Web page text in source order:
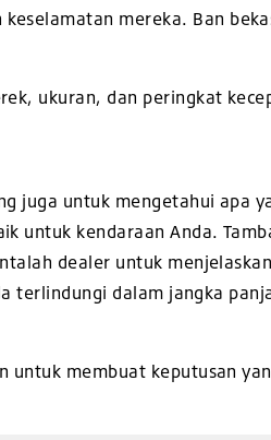
mereka. Ban
ukuran, dan peringkat
juga untuk mengetahui apa
untuk kendaraan Anda.
dealer untuk
terlindungi dalam jangka
untuk membuat keputusan